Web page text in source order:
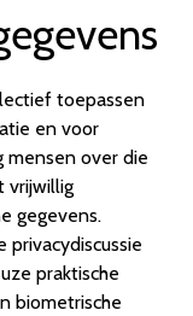
toepassen
en voor
mensen over die
vrijwillig
gegevens.
privacydiscussie
praktische
biometrische